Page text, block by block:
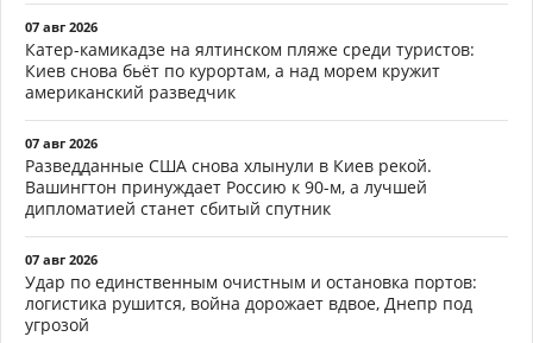
07 авг 2026
Катер-камикадзе на ялтинском пляже среди туристов:
Киев снова бьёт по курортам, а над морем кружит
американский разведчик
07 авг 2026
Разведданные США снова хлынули в Киев рекой.
Вашингтон принуждает Россию к 90-м, а лучшей
дипломатией станет сбитый спутник
07 авг 2026
Удар по единственным очистным и остановка портов:
логистика рушится, война дорожает вдвое, Днепр под
угрозой